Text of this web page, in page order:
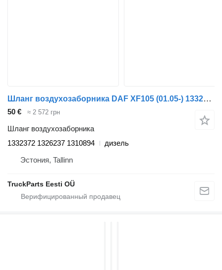
Шланг воздухозаборника DAF XF105 (01.05-) 1332372 для тягача DAF XF95, XF105 (2001-2014)
50 € ≈ 2 572 грн
Шланг воздухозаборника
1332372 1326237 1310894
дизель
Эстония, Tallinn
TruckParts Eesti OÜ